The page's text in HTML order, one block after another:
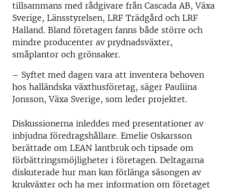
tillsammans med rådgivare från Cascada AB, Växa
Sverige, Länsstyrelsen, LRF Trädgård och LRF
Halland. Bland företagen fanns både större och
mindre producenter av prydnadsväxter,
småplantor och grönsaker.
– Syftet med dagen vara att inventera behoven
hos halländska växthusföretag, säger Pauliina
Jonsson, Växa Sverige, som leder projektet.
Diskussionerna inleddes med presentationer av
inbjudna föredragshållare. Emelie Oskarsson
berättade om LEAN lantbruk och tipsade om
förbättringsmöjligheter i företagen. Deltagarna
diskuterade hur man kan förlänga säsongen av
krukväxter och ha mer information om företaget